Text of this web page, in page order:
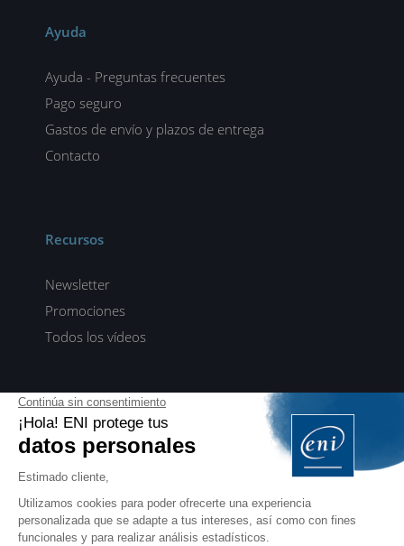
Ayuda
Ayuda - Preguntas frecuentes
Pago seguro
Gastos de envío y plazos de entrega
Contacto
Recursos
Newsletter
Promociones
Todos los vídeos
ENI elearning
E-formaciones en 5 idiomas
ES FR
PROFESIONALES